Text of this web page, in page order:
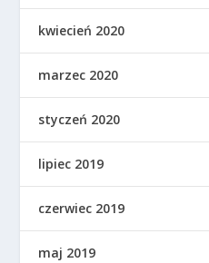
kwiecień 2020
marzec 2020
styczeń 2020
lipiec 2019
czerwiec 2019
maj 2019